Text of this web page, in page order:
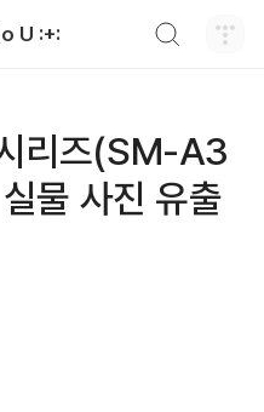
U :+:
리즈(SM-A3
물 사진 유출